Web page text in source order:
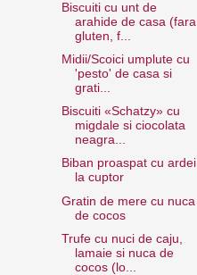
Biscuiti cu unt de
arahide de casa (fara
gluten, f...
Midii/Scoici umplute cu
'pesto' de casa si
grati...
Biscuiti «Schatzy» cu
migdale si ciocolata
neagra...
Biban proaspat cu ardei
la cuptor
Gratin de mere cu nuca
de cocos
Trufe cu nuci de caju,
lamaie si nuca de
cocos (lo...